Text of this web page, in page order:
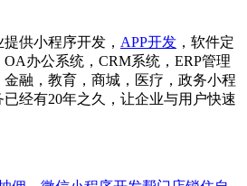
供小程序开发， APP开发 ，软件定
办公系统，CRM系统，ERP管理
融，教育，商城，医疗，政务小程
经有20年之久，让企业与用户快速